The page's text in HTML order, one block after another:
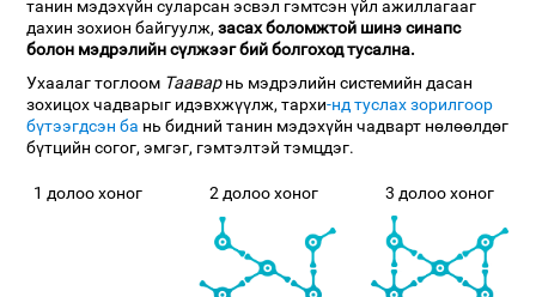
танин мэдэхүйн суларсан эсвэл гэмтсэн үйл ажиллагааг
дахин зохион байгуулж,засах боломжтой шинэ синапс
болон мэдрэлийн сүлжээг бий болгоход тусална.
Ухаалаг тоглоом Тааварнь мэдрэлийн системийн дасан
зохицох чадварыг идэвхжүүлж, тархи-нд туслах зорилгоор
бүтээгдсэн ба нь бидний танин мэдэхүйн чадварт нөлөөлдөг
бүтцийн согог, эмгэг, гэмтэлтэй тэмцдэг.
1 долоо хоног 2 долоо хоног 3 долоо хоног